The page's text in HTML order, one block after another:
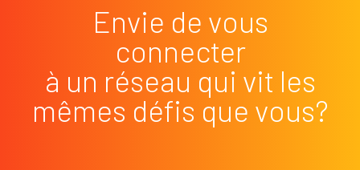
Envie de vous
connecter
à un réseau qui vit les
mêmes défis que vous?